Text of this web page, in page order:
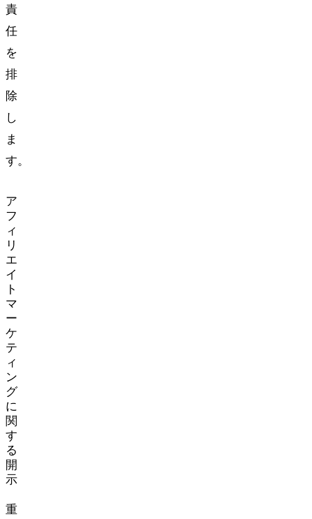
責
任
を
排
除
し
ま
す。
ア
フ
ィ
リ
エ
イ
ト
マ
ー
ケ
テ
ィ
ン
グ
に
関
す
る
開
示
重